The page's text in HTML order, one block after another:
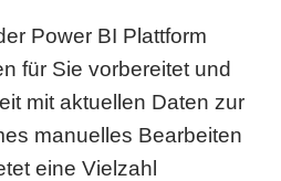
Power BI Plattform
für Sie vorbereitet und
mit aktuellen Daten zur
manuelles Bearbeiten
eine Vielzahl